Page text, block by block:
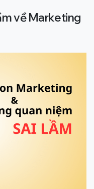
về Marketing